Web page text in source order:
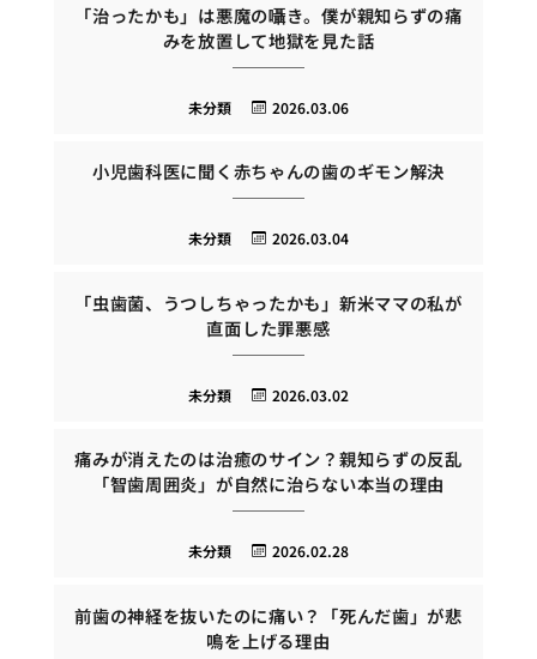
「治ったかも」は悪魔の囁き。僕が親知らずの痛
みを放置して地獄を見た話
2026.03.06
未分類
小児歯科医に聞く赤ちゃんの歯のギモン解決
2026.03.04
未分類
「虫歯菌、うつしちゃったかも」新米ママの私が
直面した罪悪感
2026.03.02
未分類
痛みが消えたのは治癒のサイン？親知らずの反乱
「智歯周囲炎」が自然に治らない本当の理由
2026.02.28
未分類
前歯の神経を抜いたのに痛い？「死んだ歯」が悲
鳴を上げる理由